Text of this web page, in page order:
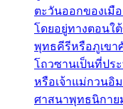
ตะวันออกของเมื
โดยอยู่ทางตอนใ
พุทธคีรีหรือภูเขา
โถวซานเป็นที่ปร
หรือเจ้าแม่กวนอิ
ศาสนาพุทธนิกาย